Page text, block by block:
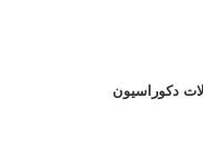
دکوراسیون